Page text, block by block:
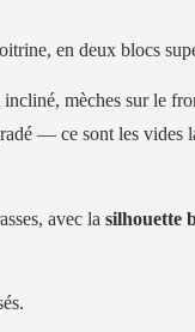
en deux blocs
incliné, mèches sur le
— ce sont les vides
avec la silhouette